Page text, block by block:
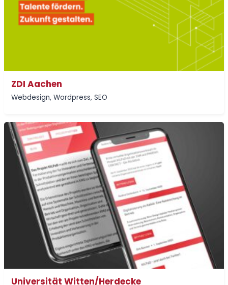
ZDI Aachen
Webdesign, Wordpress, SEO
Universität Witten/Herdecke